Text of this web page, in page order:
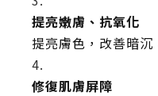
提亮嫩膚、抗氧化
提亮膚色，改善暗沉
修復肌膚屏障